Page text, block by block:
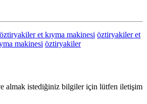
öztiryakiler et kıyma makinesi öztiryakiler et
makinesi öztiryakiler
almak istediğiniz bilgiler için lütfen iletişim